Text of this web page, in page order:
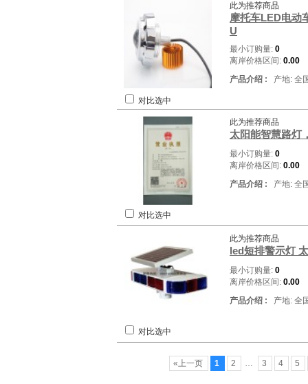
此为推荐商品
摩托车LED电动
U
最小订购量: 0
离岸价格区间: 0.00
产品介绍 : 产地: 全
对比选中
此为推荐商品
太阳能智慧路灯
最小订购量: 0
离岸价格区间: 0.00
产品介绍 : 产地: 全
对比选中
此为推荐商品
led短排警示灯
最小订购量: 0
离岸价格区间: 0.00
产品介绍 : 产地: 全
对比选中
«上一页 1 2 … 3 4 5